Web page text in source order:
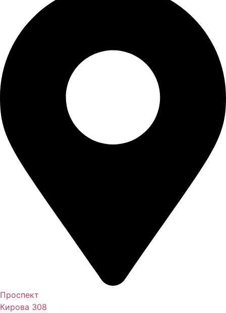
Проспект
Кирова 308